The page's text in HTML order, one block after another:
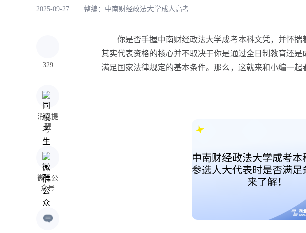
2025-09-27 整编： 中南财经政法大学成人高考
329
消息提
醒
微信公
众号
你是否手握中南财经政法大学成考本科文凭，并怀揣
其实代表资格的核心并不取决于你是通过全日制教育还
满足国家法律规定的基本条件。那么，这就来和小编一起